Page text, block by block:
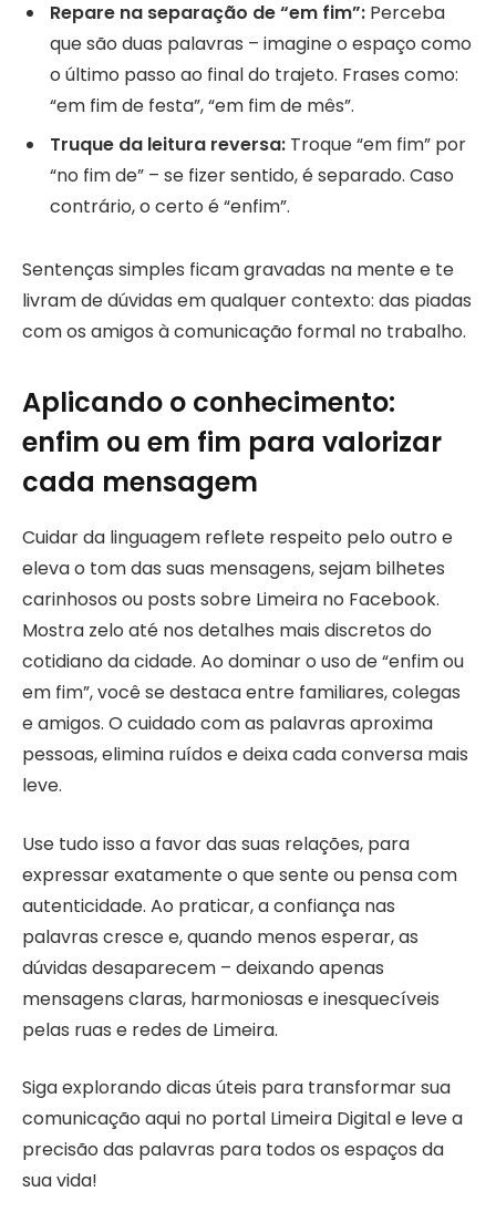
Repare na separação de “em fim”: Perceba
que são duas palavras – imagine o espaço como
o último passo ao final do trajeto. Frases como:
“em fim de festa”, “em fim de mês”.
Truque da leitura reversa: Troque “em fim” por
“no fim de” – se fizer sentido, é separado. Caso
contrário, o certo é “enfim”.
Sentenças simples ficam gravadas na mente e te
livram de dúvidas em qualquer contexto: das piadas
com os amigos à comunicação formal no trabalho.
Aplicando o conhecimento:
enfim ou em fim para valorizar
cada mensagem
Cuidar da linguagem reflete respeito pelo outro e
eleva o tom das suas mensagens, sejam bilhetes
carinhosos ou posts sobre Limeira no Facebook.
Mostra zelo até nos detalhes mais discretos do
cotidiano da cidade. Ao dominar o uso de “enfim ou
em fim”, você se destaca entre familiares, colegas
e amigos. O cuidado com as palavras aproxima
pessoas, elimina ruídos e deixa cada conversa mais
leve.
Use tudo isso a favor das suas relações, para
expressar exatamente o que sente ou pensa com
autenticidade. Ao praticar, a confiança nas
palavras cresce e, quando menos esperar, as
dúvidas desaparecem – deixando apenas
mensagens claras, harmoniosas e inesquecíveis
pelas ruas e redes de Limeira.
Siga explorando dicas úteis para transformar sua
comunicação aqui no portal Limeira Digital e leve a
precisão das palavras para todos os espaços da
sua vida!